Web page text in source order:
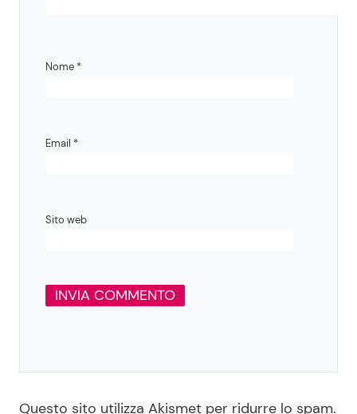
Nome *
Email *
Sito web
Questo sito utilizza Akismet per ridurre lo spam.